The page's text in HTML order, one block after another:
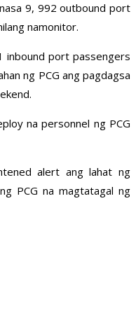
9, 992 outbound port
namonitor.
inbound port passengers
ng PCG ang pagdagsa
na personnel ng PCG
alert ang lahat ng
PCG na magtatagal ng